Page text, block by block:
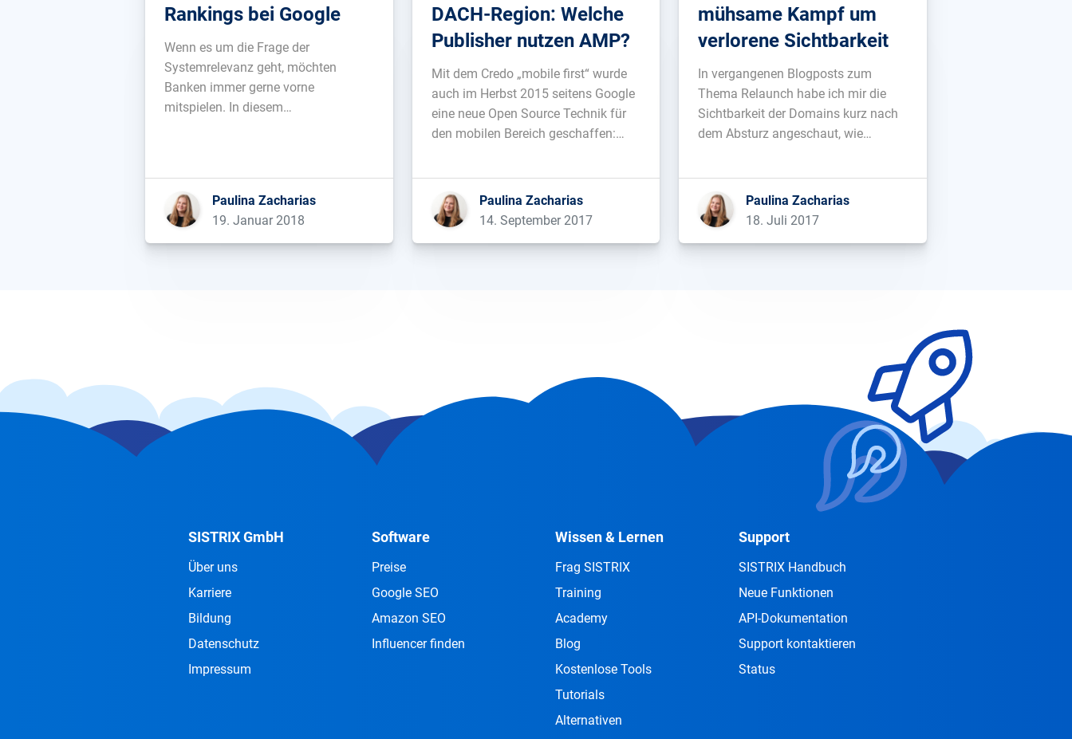
Rankings bei Google
Wenn es um die Frage der
Systemrelevanz geht, möchten
Banken immer gerne vorne
mitspielen. In diesem
wird. Allein drei große, primär offline-
agierende Banken aus der DACH-
Region haben, in den letzten Jahren,
Paulina Zacharias
19. Januar 2018
DACH-Region: Welche
Publisher nutzen AMP?
Mit dem Credo „mobile first“ wurde
auch im Herbst 2015 seitens Google
eine neue Open Source Technik für
den mobilen Bereich geschaffen:
welches wörtlich übersetzt als
„beschleunigte Mobilseiten“
Paulina Zacharias
14. September 2017
mühsame Kampf um
verlorene Sichtbarkeit
In vergangenen Blogposts zum
Thema Relaunch habe ich mir die
Sichtbarkeit der Domains kurz nach
dem Absturz angeschaut, wie
einen Blick auf die Schweizerische
Post (post.ch) werfen. Hier ist seit
Paulina Zacharias
18. Juli 2017
SISTRIX GmbH
Über uns
Karriere
Bildung
Datenschutz
Impressum
Software
Preise
Google SEO
Amazon SEO
Influencer finden
Wissen & Lernen
Frag SISTRIX
Training
Academy
Blog
Kostenlose Tools
Tutorials
Alternativen
Support
SISTRIX Handbuch
Neue Funktionen
API-Dokumentation
Support kontaktieren
Status